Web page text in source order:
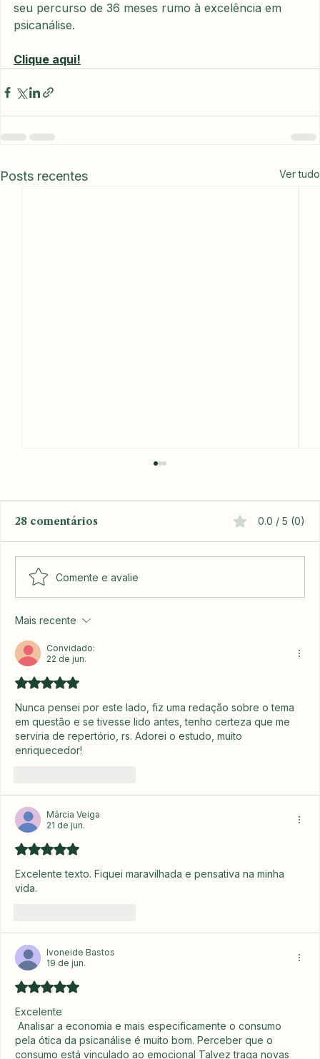
seu percurso de 36 meses rumo à excelência em
psicanálise.
Clique aqui!
Posts recentes Ver tudo
Quem é você quando ninguém
está olhando?
28 comentários 0.0 / 5 (0)
Comente e avalie
Mais recente
Convidado:
22 de jun.
Avaliado com 5 de 5 estrelas.
Nunca pensei por este lado, fiz uma redação sobre o tema
em questão e se tivesse lido antes, tenho certeza que me
serviria de repertório, rs. Adorei o estudo, muito
enriquecedor!
Márcia Veiga
21 de jun.
Avaliado com 5 de 5 estrelas.
Excelente texto. Fiquei maravilhada e pensativa na minha
vida.
Ivoneide Bastos
19 de jun.
Avaliado com 5 de 5 estrelas.
Excelente
pela ótica da psicanálise é muito bom. Perceber que o
consumo está vinculado ao emocional Talvez traga novas